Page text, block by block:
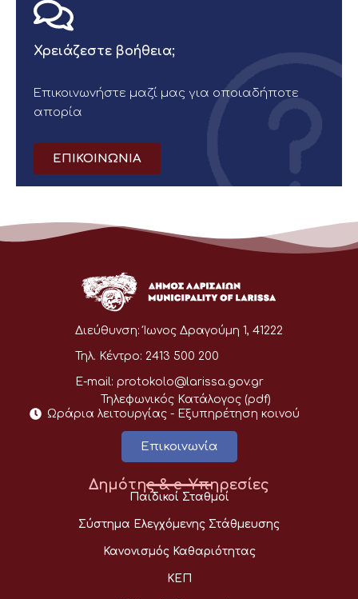
Χρειάζεστε βοήθεια;
Επικοινωνήστε μαζί μας για οποιαδήποτε
απορία
ΕΠΙΚΟΙΝΩΝΙΑ
Διεύθυνση: Ίωνος Δραγούμη 1, 41222
Τηλ. Κέντρο: 2413 500 200
E-mail: protokolo@larissa.gov.gr
Τηλεφωνικός Κατάλογος (pdf)
Ωράρια λειτουργίας - Eξυπηρέτηση κοινού
Επικοινωνία
Δημότης & e-Υπηρεσίες
Παιδικοί Σταθμοί
Σύστημα Ελεγχόμενης Στάθμευσης
Κανονισμός Καθαριότητας
ΚΕΠ